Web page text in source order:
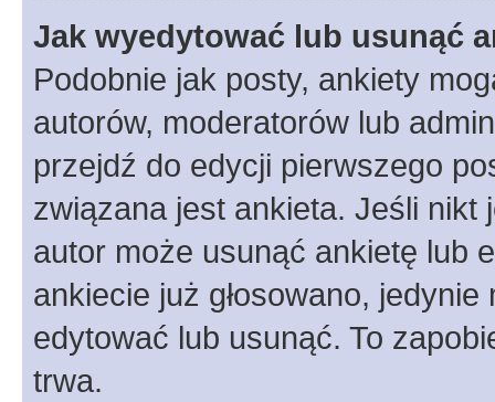
Jak wyedytować lub usunąć
Podobnie jak posty, ankiety
autorów, moderatorów lub
przejdź do edycji pierwszego
związana jest ankieta. Jeśli nikt
autor może usunąć ankietę lub
ankiecie już głosowano,
edytować lub usunąć. To
trwa.